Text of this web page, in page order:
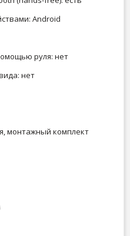
Android
руля: нет
нет
монтажный комплект